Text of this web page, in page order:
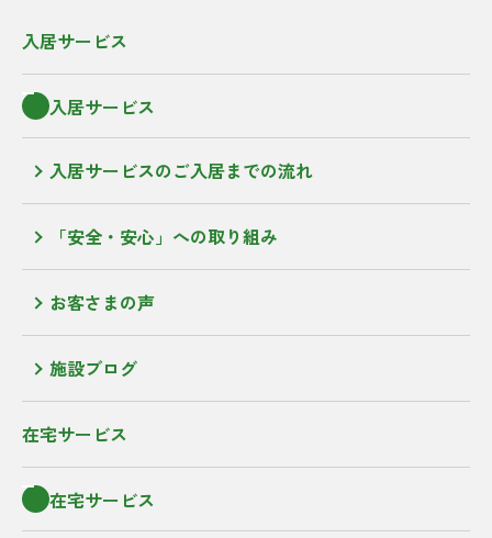
入居サービス
入居サービス
入居サービスのご入居までの流れ
「安全・安心」への取り組み
お客さまの声
施設ブログ
在宅サービス
在宅サービス